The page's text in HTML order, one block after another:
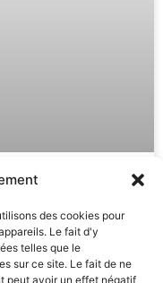
des cookies pour
Le fait d'y
telles que le
sur ce site. Le fait de ne
peut avoir un effet négatif
et